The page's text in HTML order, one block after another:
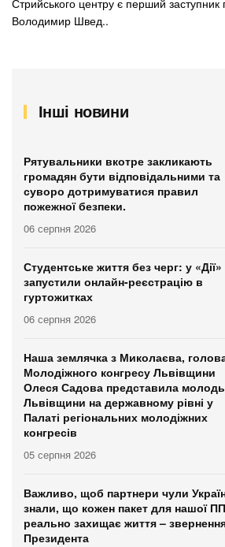
Стрийського центру є перший
Володимир Швед..
Інші новини
Рятувальники вкотре закликають
громадян бути відповідальними та
суворо дотримуватися правил
пожежної безпеки.
06 серпня 2026
Студентське життя без черг: у «Дії»
запустили онлайн-реєстрацію в
гуртожитках
06 серпня 2026
Наша землячка з Миколаєва,
Молодіжного конгресу Львівщини
Олеся Садова представила молодь
Львівщини на державному рівні у
Палаті регіональних молодіжних
конгресів
05 серпня 2026
Важливо, щоб партнери чули
знали, що кожен пакет для нашої
реально захищає життя –
Президента